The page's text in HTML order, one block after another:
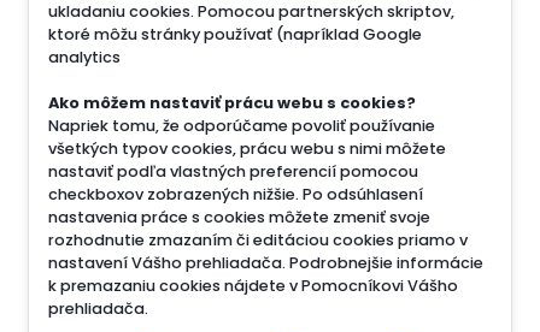
ukladaniu cookies. Pomocou partnerských skriptov,
ktoré môžu stránky používať (napríklad Google
analytics
Ako môžem nastaviť prácu webu s cookies?
Napriek tomu, že odporúčame povoliť používanie
všetkých typov cookies, prácu webu s nimi môžete
nastaviť podľa vlastných preferencií pomocou
checkboxov zobrazených nižšie. Po odsúhlasení
nastavenia práce s cookies môžete zmeniť svoje
rozhodnutie zmazaním či editáciou cookies priamo v
nastavení Vášho prehliadača. Podrobnejšie informácie
k premazaniu cookies nájdete v Pomocníkovi Vášho
prehliadača.